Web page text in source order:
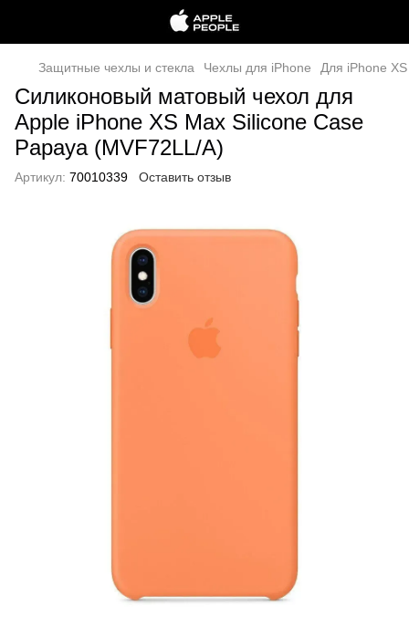
Защитные чехлы и стекла Чехлы для iPhone Для iPhone
Силиконовый матовый чехол для
Apple iPhone XS Max Silicone Case
Papaya (MVF72LL/A)
Артикул: 70010339 Оставить отзыв